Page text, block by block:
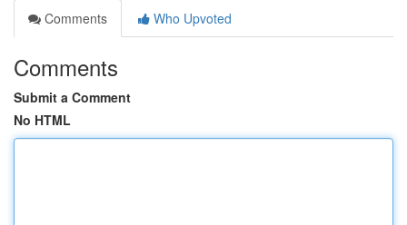
Comments
Who Upvoted
Comments
Submit a Comment
No HTML